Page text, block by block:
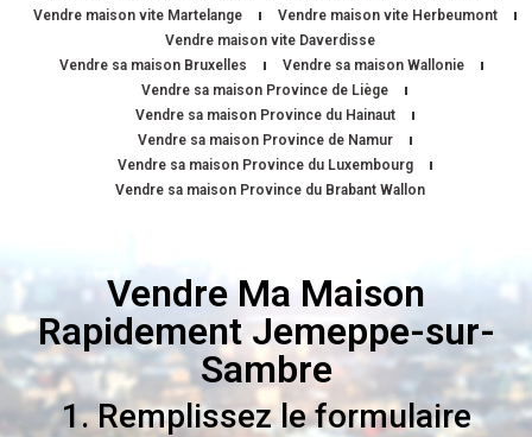
Vendre maison vite Martelange
Vendre maison vite Herbeumont
Vendre maison vite Daverdisse
Vendre sa maison Bruxelles
Vendre sa maison Wallonie
Vendre sa maison Province de Liège
Vendre sa maison Province du Hainaut
Vendre sa maison Province de Namur
Vendre sa maison Province du Luxembourg
Vendre sa maison Province du Brabant Wallon
Vendre Ma Maison
Rapidement Jemeppe-sur-
Sambre
1. Remplissez le formulaire